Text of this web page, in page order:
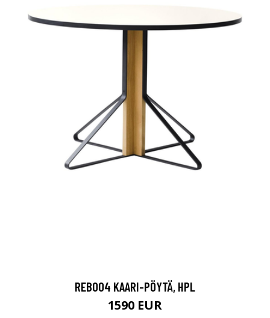
REB004 KAARI-PÖYTÄ, HPL
1590 EUR